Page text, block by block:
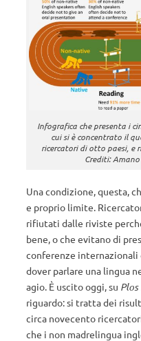
Infografica che presenta i
cui si è concentrato il
ricercatori di otto paesi, e
Crediti:
Una condizione, questa,
e proprio limite.
rifiutati dalle riviste
bene, o che evitano di
conferenze internazionali
dover parlare una lingua
agio. È uscito oggi, su
riguardo: si tratta dei
circa novecento
che i non madrelingua